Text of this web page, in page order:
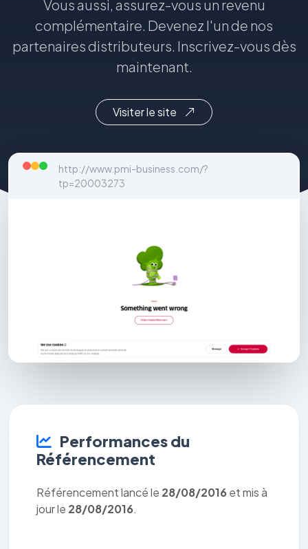
Vous aussi, assurez-vous un revenu
complémentaire. Devenez l'un de nos
partenaires distributeurs. Inscrivez-vous dès
maintenant.
Visiter le site
http://www.pmi-business.com/?
tp=20003273
Performances du
Référencement
Référencement lancé le 28/08/2016 et mis à
jour le 28/08/2016.